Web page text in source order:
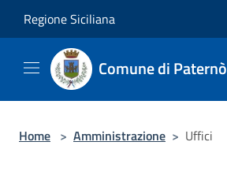
Regione Siciliana
Comune di Paternò
Home > Amministrazione > Uffici